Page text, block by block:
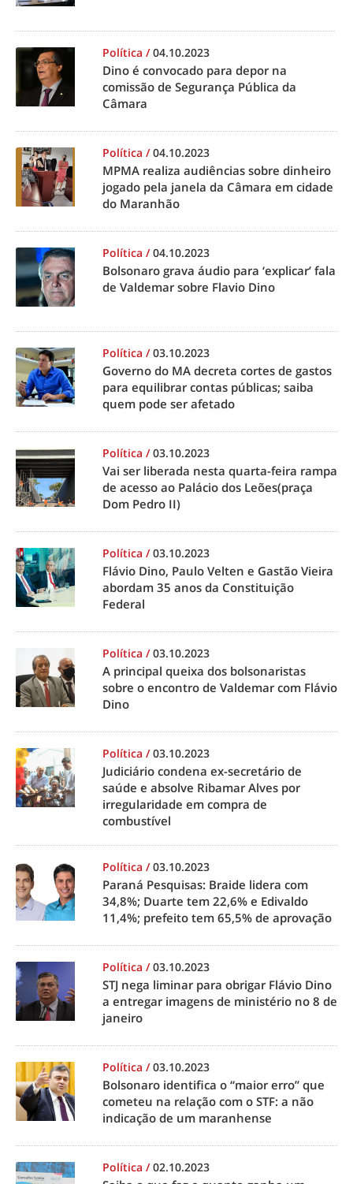
Política /04.10.2023
Dino é convocado para depor na
comissão de Segurança Pública da
Câmara
Política /04.10.2023
MPMA realiza audiências sobre dinheiro
jogado pela janela da Câmara em cidade
do Maranhão
Política /04.10.2023
Bolsonaro grava áudio para ‘explicar’ fala
de Valdemar sobre Flavio Dino
Política /03.10.2023
Governo do MA decreta cortes de gastos
para equilibrar contas públicas; saiba
quem pode ser afetado
Política /03.10.2023
Vai ser liberada nesta quarta-feira rampa
de acesso ao Palácio dos Leões(praça
Dom Pedro II)
Política /03.10.2023
Flávio Dino, Paulo Velten e Gastão Vieira
abordam 35 anos da Constituição
Federal
Política /03.10.2023
A principal queixa dos bolsonaristas
sobre o encontro de Valdemar com Flávio
Dino
Política /03.10.2023
Judiciário condena ex-secretário de
saúde e absolve Ribamar Alves por
irregularidade em compra de
combustível
Política /03.10.2023
Paraná Pesquisas: Braide lidera com
34,8%; Duarte tem 22,6% e Edivaldo
11,4%; prefeito tem 65,5% de aprovação
Política /03.10.2023
STJ nega liminar para obrigar Flávio Dino
a entregar imagens de ministério no 8 de
janeiro
Política /03.10.2023
Bolsonaro identifica o “maior erro” que
cometeu na relação com o STF: a não
indicação de um maranhense
Política /02.10.2023